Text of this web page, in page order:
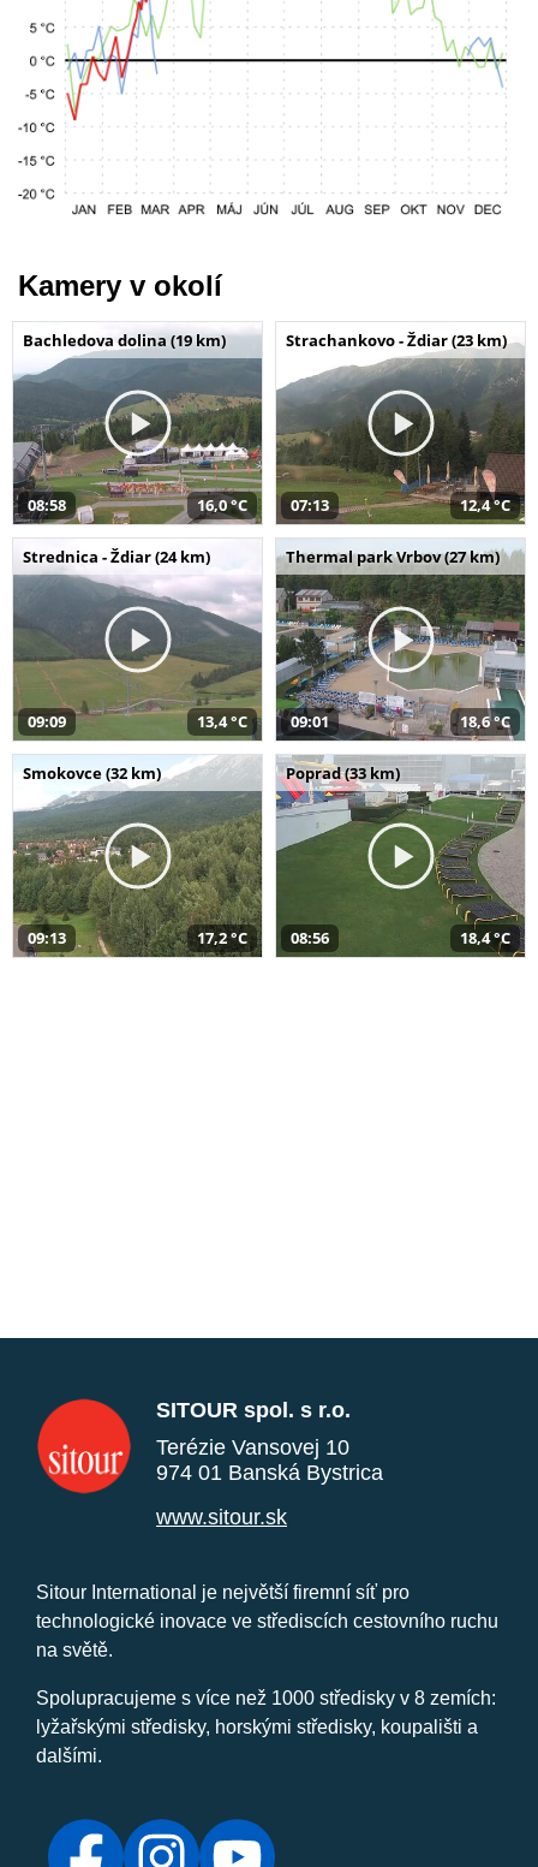
Kamery v okolí
Bachledova dolina (19 km)
08:58 16,0 °C
Strachankovo - Ždiar (23 km)
07:13 12,4 °C
Strednica - Ždiar (24 km)
09:09 13,4 °C
Thermal park Vrbov (27 km)
09:01 18,6 °C
Smokovce (32 km)
09:13 17,2 °C
Poprad (33 km)
08:56 18,4 °C
SITOUR spol. s r.o.
Terézie Vansovej 10
974 01 Banská Bystrica
www.sitour.sk
Sitour International je největší firemní síť pro
technologické inovace ve střediscích cestovního ruchu
na světě.
Spolupracujeme s více než 1000 středisky v 8 zemích:
lyžařskými středisky, horskými středisky, koupališti a
dalšími.